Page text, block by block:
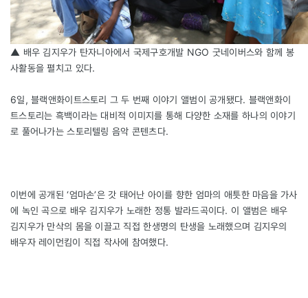
▲ 배우 김지우가 탄자니아에서 국제구호개발 NGO 굿네이버스와 함께 봉
사활동을 펼치고 있다.
6일, 블랙앤화이트스토리 그 두 번째 이야기 앨범이 공개됐다. 블랙앤화이
트스토리는 흑백이라는 대비적 이미지를 통해 다양한 소재를 하나의 이야기
로 풀어나가는 스토리텔링 음악 콘텐츠다.
이번에 공개된 ‘엄마손’은 갓 태어난 아이를 향한 엄마의 애틋한 마음을 가사
에 녹인 곡으로 배우 김지우가 노래한 정통 발라드곡이다. 이 앨범은 배우
김지우가 만삭의 몸을 이끌고 직접 한생명의 탄생을 노래했으며 김지우의
배우자 레이먼킴이 직접 작사에 참여했다.